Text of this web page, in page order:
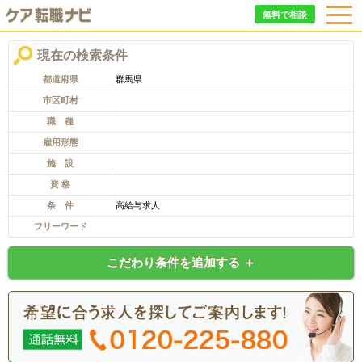
無料で相談
現在の検索条件
都道府県 群馬県
市区町村
職 種
雇用形態
施 設
資 格
条 件 高給与求人
フリーワード
こだわり条件を追加する ＋